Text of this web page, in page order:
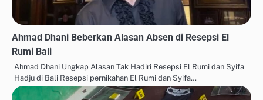
Ahmad Dhani Beberkan Alasan Absen di Resepsi El
Rumi Bali
Ahmad Dhani Ungkap Alasan Tak Hadiri Resepsi El Rumi dan Syifa
Hadju di Bali Resepsi pernikahan El Rumi dan Syifa…